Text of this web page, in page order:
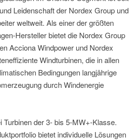
Leidenschaft der Nordex Group und
weltweit. Als einer der größten
Hersteller bietet die Nordex Group
Acciona Windpower und Nordex
Windturbinen, die in allen
Bedingungen langjährige
durch Windenergie
Turbinen der 3- bis 5-MW+-Klasse.
bietet individuelle Lösungen